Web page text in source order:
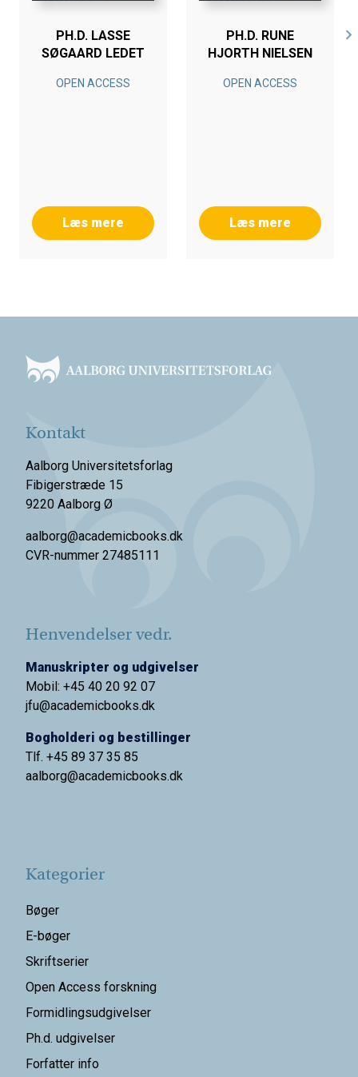
PH.D. LASSE
SØGAARD LEDET
OPEN ACCESS
Læs mere
PH.D. RUNE
HJORTH NIELSEN
OPEN ACCESS
Læs mere
Kontakt
Aalborg Universitetsforlag
Fibigerstræde 15
9220 Aalborg Ø
aalborg@academicbooks.dk
CVR-nummer 27485111
Henvendelser vedr.
Manuskripter og udgivelser
Mobil: +45 40 20 92 07
jfu@academicbooks.dk
Bogholderi og bestillinger
Tlf. +45 89 37 35 85
aalborg@academicbooks.dk
Kategorier
Bøger
E-bøger
Skriftserier
Open Access forskning
Formidlingsudgivelser
Ph.d. udgivelser
Forfatter info